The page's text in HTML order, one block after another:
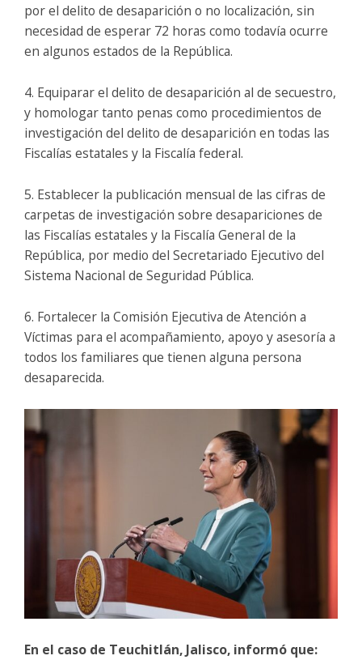
por el delito de desaparición o no localización, sin
necesidad de esperar 72 horas como todavía ocurre
en algunos estados de la República.
4. Equiparar el delito de desaparición al de secuestro,
y homologar tanto penas como procedimientos de
investigación del delito de desaparición en todas las
Fiscalías estatales y la Fiscalía federal.
5. Establecer la publicación mensual de las cifras de
carpetas de investigación sobre desapariciones de
las Fiscalías estatales y la Fiscalía General de la
República, por medio del Secretariado Ejecutivo del
Sistema Nacional de Seguridad Pública.
6. Fortalecer la Comisión Ejecutiva de Atención a
Víctimas para el acompañamiento, apoyo y asesoría a
todos los familiares que tienen alguna persona
desaparecida.
En el caso de Teuchitlán, Jalisco, informó que: